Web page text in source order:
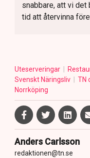
snabbare, att vi
tid att återvinna
Uteserveringar
Svenskt Näringsliv
TN
Norrköping
Anders Carlsson
redaktionen@tn.se